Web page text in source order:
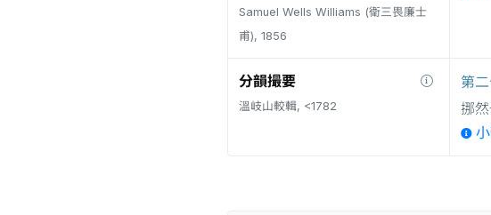
Samuel Wells Williams (衛三畏廉士
甫), 1856
分韻撮要
溫岐山較輯, <1782
第
挪